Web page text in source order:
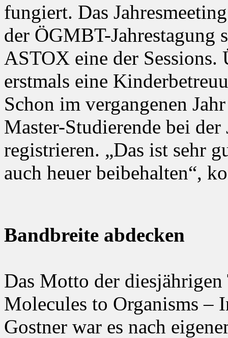
fungiert. Das
der ÖGMBT-Jahrestagung
ASTOX eine der
erstmals eine
Schon im vergangenen
Master-Studierende bei der
registrieren. „Das ist sehr
auch heuer beibehalten“,
Bandbreite abdecken
Das Motto der
Molecules to Organisms –
Gostner war es nach